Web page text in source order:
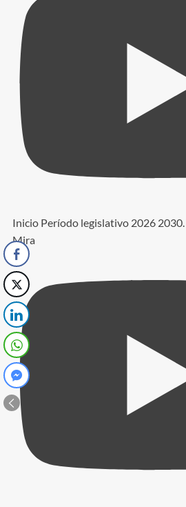
Inicio Período legislativo 2026
Mira